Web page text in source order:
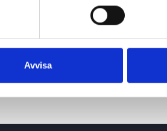
Avvisa